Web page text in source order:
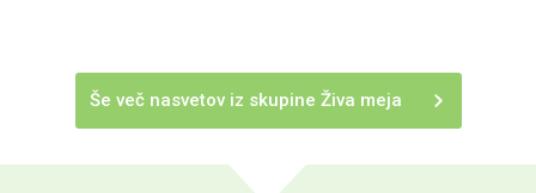
Še več nasvetov iz skupine Živa meja